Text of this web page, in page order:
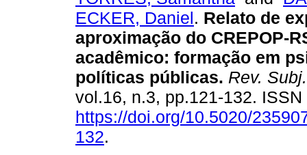
ECKER, Daniel. Relato de
aproximação do CREPOP-
acadêmico: formação em
políticas públicas. Rev. Subj.
vol.16, n.3, pp.121-132.
https://doi.org/10.5020/
132.